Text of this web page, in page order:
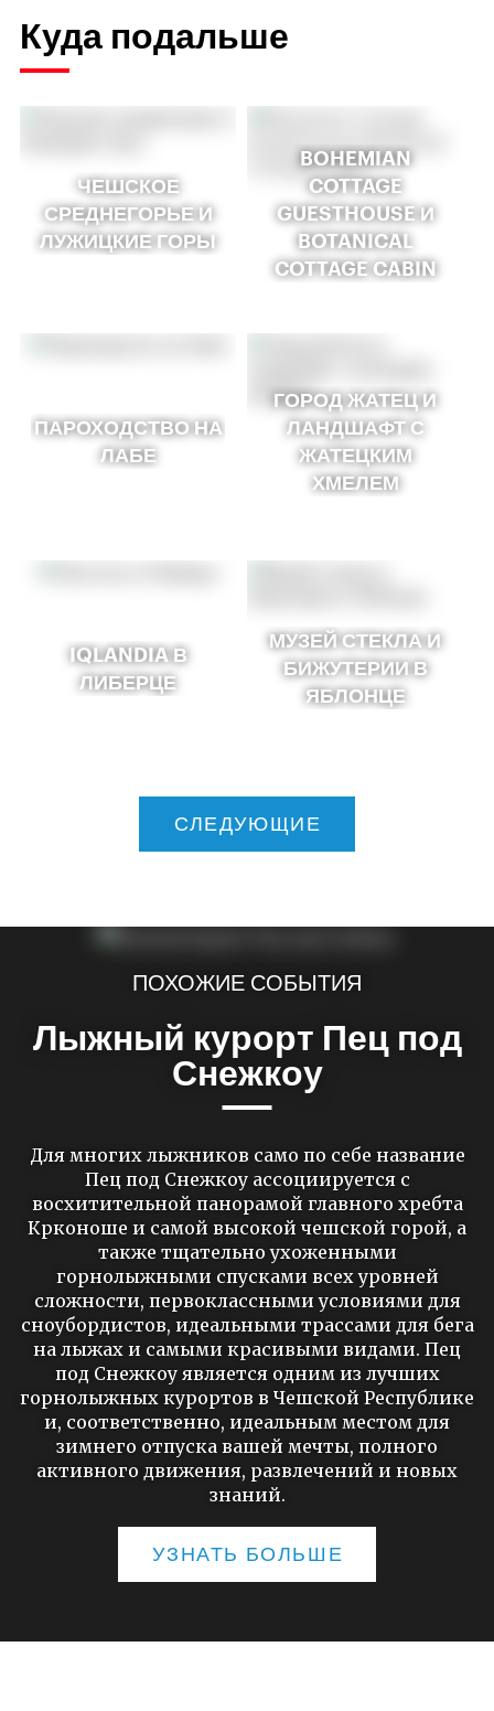
Куда подальше
ЧЕШСКОЕ
СРЕДНЕГОРЬЕ И
ЛУЖИЦКИЕ ГОРЫ
BOHEMIAN
COTTAGE
GUESTHOUSE И
BOTANICAL
COTTAGE CABIN
ПАРОХОДСТВО НА
ЛАБЕ
ГОРОД ЖАТЕЦ И
ЛАНДШАФТ С
ЖАТЕЦКИМ
ХМЕЛЕМ
IQLANDIA В
ЛИБЕРЦЕ
МУЗЕЙ СТЕКЛА И
БИЖУТЕРИИ В
ЯБЛОНЦЕ
СЛЕДУЮЩИЕ
ПОХОЖИЕ СОБЫТИЯ
Лыжный курорт Пец под
Снежкоу
Для многих лыжников само по себе название
Пец под Снежкоу ассоциируется с
восхитительной панорамой главного хребта
Крконоше и самой высокой чешской горой, а
также тщательно ухоженными
горнолыжными спусками всех уровней
сложности, первоклассными условиями для
сноубордистов, идеальными трассами для бега
на лыжах и самыми красивыми видами. Пец
под Снежкоу является одним из лучших
горнолыжных курортов в Чешской Республике
и, соответственно, идеальным местом для
зимнего отпуска вашей мечты, полного
активного движения, развлечений и новых
знаний.
УЗНАТЬ БОЛЬШЕ